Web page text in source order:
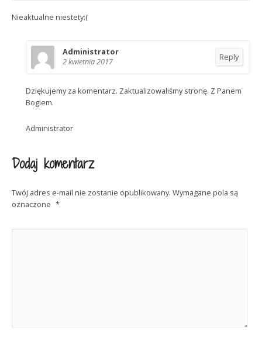
Nieaktualne niestety:(
Reply
Administrator
2 kwietnia 2017
Dziękujemy za komentarz. Zaktualizowaliśmy stronę. Z Panem
Bogiem.
Administrator
Dodaj komentarz
Twój adres e-mail nie zostanie opublikowany. Wymagane pola są
oznaczone *